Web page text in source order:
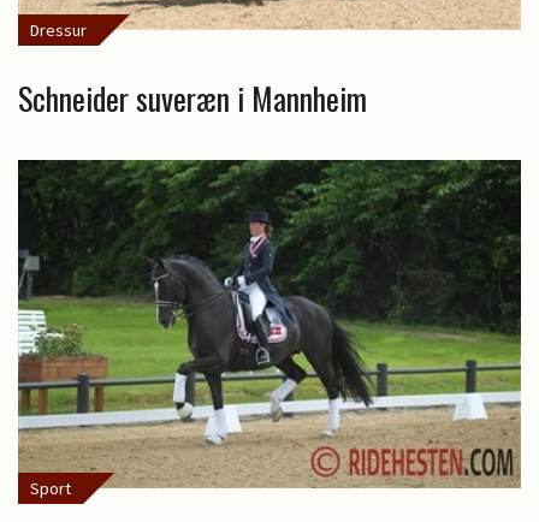
Dressur
Schneider suveræn i Mannheim
Sport